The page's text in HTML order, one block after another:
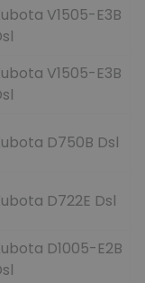
V1505-E3B
V1505-E3B
D750B Dsl
D722E Dsl
D1005-E2B